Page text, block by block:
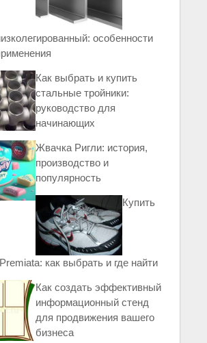
особенности
Как выбрать и купить
стальные тройники:
руководство для
начинающих
Жвачка Ригли: история,
производство и
популярность
Купить
как выбрать и где найти
Как создать эффективный
информационный стенд
для продвижения вашего
бизнеса